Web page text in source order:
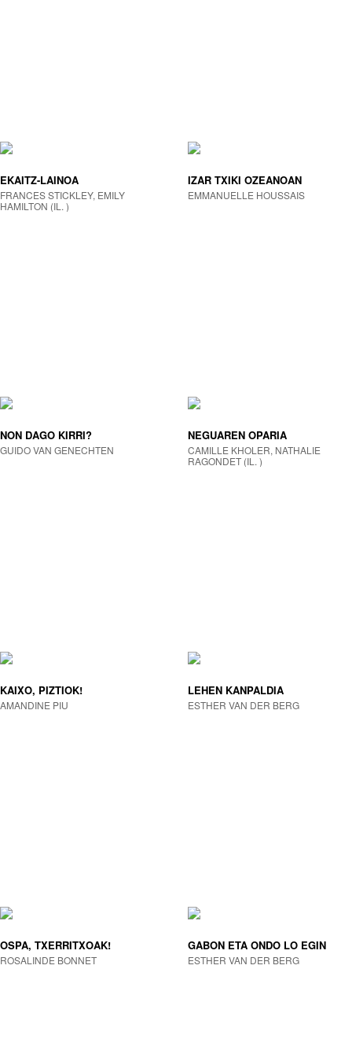
EKAITZ-LAINOA
FRANCES STICKLEY, EMILY
HAMILTON (IL. )
IZAR TXIKI OZEANOAN
EMMANUELLE HOUSSAIS
NON DAGO KIRRI?
GUIDO VAN GENECHTEN
NEGUAREN OPARIA
CAMILLE KHOLER, NATHALIE
RAGONDET (IL. )
KAIXO, PIZTIOK!
AMANDINE PIU
LEHEN KANPALDIA
ESTHER VAN DER BERG
OSPA, TXERRITXOAK!
ROSALINDE BONNET
GABON ETA ONDO LO EGIN
ESTHER VAN DER BERG